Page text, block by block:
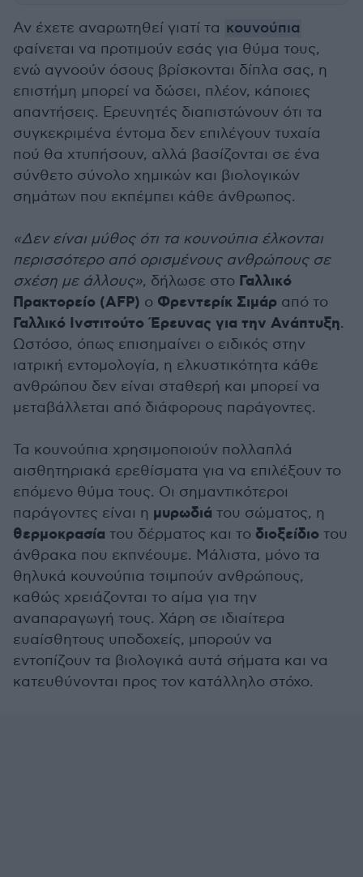
Αν έχετε αναρωτηθεί γιατί τα κουνούπια
φαίνεται να προτιμούν εσάς για θύμα τους,
ενώ αγνοούν όσους βρίσκονται δίπλα σας, η
επιστήμη μπορεί να δώσει, πλέον, κάποιες
απαντήσεις. Ερευνητές διαπιστώνουν ότι τα
συγκεκριμένα έντομα δεν επιλέγουν τυχαία
πού θα χτυπήσουν, αλλά βασίζονται σε ένα
σύνθετο σύνολο χημικών και βιολογικών
σημάτων που εκπέμπει κάθε άνθρωπος.
«Δεν είναι μύθος ότι τα κουνούπια έλκονται
περισσότερο από ορισμένους ανθρώπους σε
σχέση με άλλους», δήλωσε στο Γαλλικό
Πρακτορείο (AFP) ο Φρεντερίκ Σιμάρ από το
Γαλλικό Ινστιτούτο Έρευνας για την Ανάπτυξη.
Ωστόσο, όπως επισημαίνει ο ειδικός στην
ιατρική εντομολογία, η ελκυστικότητα κάθε
ανθρώπου δεν είναι σταθερή και μπορεί να
μεταβάλλεται από διάφορους παράγοντες.
Τα κουνούπια χρησιμοποιούν πολλαπλά
αισθητηριακά ερεθίσματα για να επιλέξουν το
επόμενο θύμα τους. Οι σημαντικότεροι
παράγοντες είναι η μυρωδιά του σώματος, η
θερμοκρασία του δέρματος και το διοξείδιο του
άνθρακα που εκπνέουμε. Μάλιστα, μόνο τα
θηλυκά κουνούπια τσιμπούν ανθρώπους,
καθώς χρειάζονται το αίμα για την
αναπαραγωγή τους. Χάρη σε ιδιαίτερα
ευαίσθητους υποδοχείς, μπορούν να
εντοπίζουν τα βιολογικά αυτά σήματα και να
κατευθύνονται προς τον κατάλληλο στόχο.